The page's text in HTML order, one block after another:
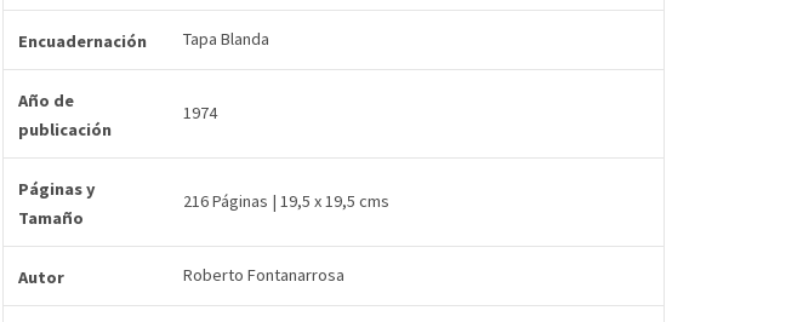
Encuadernación Tapa Blanda
Año de
publicación
1974
Páginas y
Tamaño
216 Páginas | 19,5 x 19,5 cms
Autor Roberto Fontanarrosa